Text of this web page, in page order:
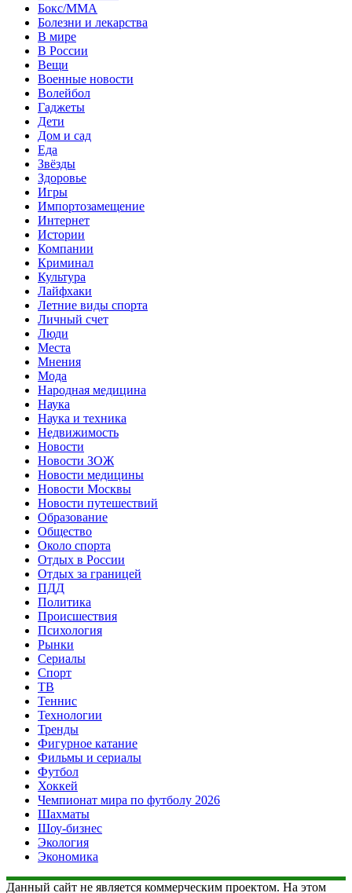
Бокс/MMA
Болезни и лекарства
В мире
В России
Вещи
Военные новости
Волейбол
Гаджеты
Дети
Дом и сад
Еда
Звёзды
Здоровье
Игры
Импортозамещение
Интернет
Истории
Компании
Криминал
Культура
Лайфхаки
Летние виды спорта
Личный счет
Люди
Места
Мнения
Мода
Народная медицина
Наука
Наука и техника
Недвижимость
Новости
Новости ЗОЖ
Новости медицины
Новости Москвы
Новости путешествий
Образование
Общество
Около спорта
Отдых в России
Отдых за границей
ПДД
Политика
Происшествия
Психология
Рынки
Сериалы
Спорт
ТВ
Теннис
Технологии
Тренды
Фигурное катание
Фильмы и сериалы
Футбол
Хоккей
Чемпионат мира по футболу 2026
Шахматы
Шоу-бизнес
Экология
Экономика
Данный сайт не является коммерческим проектом. На этом